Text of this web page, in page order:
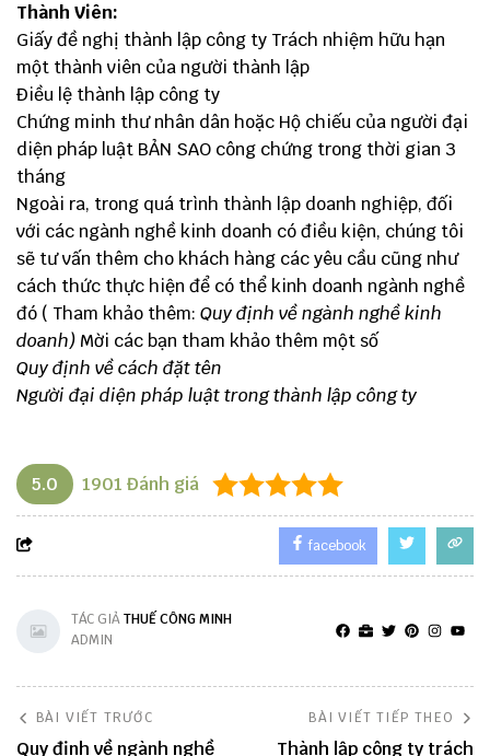
Thành Viên:
Giấy đề nghị thành lập công ty Trách nhiệm hữu hạn
một thành viên của người thành lập
Điều lệ thành lập công ty
Chứng minh thư nhân dân hoặc Hộ chiếu của người đại
diện pháp luật BẢN SAO công chứng trong thời gian 3
tháng
Ngoài ra, trong quá trình thành lập doanh nghiệp, đối
với các ngành nghề kinh doanh có điều kiện, chúng tôi
sẽ tư vấn thêm cho khách hàng các yêu cầu cũng như
cách thức thực hiện để có thể kinh doanh ngành nghề
đó ( Tham khảo thêm: Quy định về ngành nghề kinh
doanh) Mời các bạn tham khảo thêm một số
Quy định về cách đặt tên
Người đại diện pháp luật trong thành lập công ty
5.0 1901 Đánh giá
facebook
TÁC GIẢTHUẾ CÔNG MINH
ADMIN
BÀI VIẾT TRƯỚC
Quy định về ngành nghề
BÀI VIẾT TIẾP THEO
Thành lập công ty trách